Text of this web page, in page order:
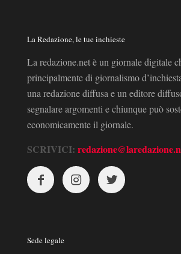
La Redazione, le tue inchieste
La redazione.net è un giornale digitale
principalmente di giornalismo
una redazione diffusa e un editore
segnalare argomenti e chiunque può
economicamente il giornale.
SCRIVICI:
Sede legale